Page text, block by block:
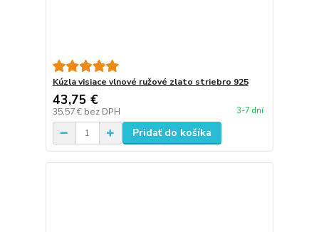
Kúzla visiace vlnové ružové zlato striebro 925
43,75 €
35,57 € bez DPH 3-7 dní
Pridať do košíka